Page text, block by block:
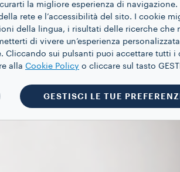
la migliore esperienza di
rete e l’accessibilità del sito. I cookie
della lingua, i risultati delle ricerche che
di vivere un’esperienza
sui pulsanti puoi accettare tutti i
alla Cookie Policy o cliccare sul tasto
GESTISCI LE TUE